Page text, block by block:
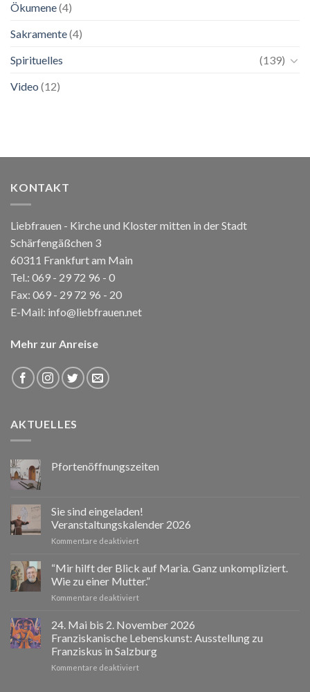
Ökumene(4)
Sakramente(4)
Spirituelles
(139)
Video (12)
KONTAKT
Liebfrauen - Kirche und Kloster mitten in der Stadt
Schärfengäßchen 3
60311 Frankfurt am Main
Tel.: 069 - 29 72 96 - 0
Fax: 069 - 29 72 96 - 20
E-Mail: info@liebfrauen.net
Mehr zur Anreise
AKTUELLES
Pfortenöffnungszeiten
Sie sind eingeladen!
Veranstaltungskalender 2026
Kommentare deaktiviertfür
eingeladen!
Veranstaltungskalender
2026
“Mir hilft der Blick auf Maria. Ganz unkompliziert.
Wie zu einer Mutter.”
Kommentare deaktiviertfür
hilft
Blick
auf
Maria.
24. Mai bis 2. November 2026
Franziskanische Lebenskunst: Ausstellung zu
Franziskus in Salzburg
Kommentare deaktiviertfür